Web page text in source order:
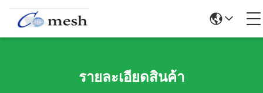
รายละเอียดสินค้า